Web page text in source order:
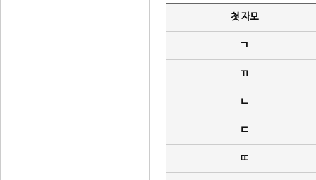
첫 자모
ㄱ
ㄲ
ㄴ
ㄷ
ㄸ